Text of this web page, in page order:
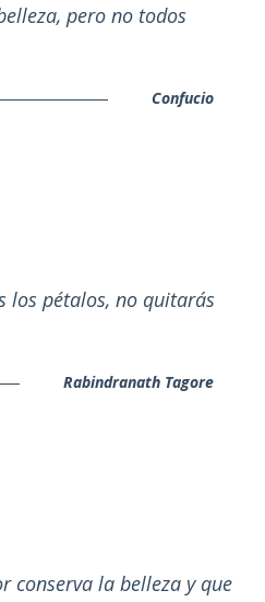
pero no todos
Confucio
los pétalos, no quitarás
Rabindranath Tagore
conserva la belleza y que